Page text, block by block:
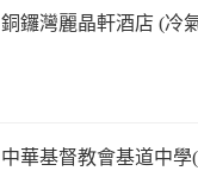
銅鑼灣麗晶軒酒店 (冷
中華基督教會基道中學